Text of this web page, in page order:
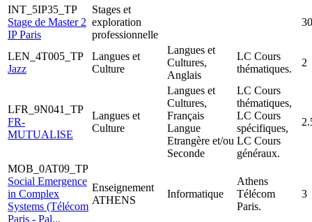
INT_5IP35_TP
Stage de Master 2
IP Paris
Stages et
exploration
professionnelle
30
LEN_4T005_TP
Jazz
Langues et
Culture
Langues et
Cultures,
Anglais
LC Cours
thématiques.
2
LFR_9N041_TP
FR-
MUTUALISE
Langues et
Culture
Langues et
Cultures,
Français
Langue
Etrangère et/ou
Seconde
LC Cours
thématiques,
LC Cours
spécifiques,
LC Cours
généraux.
MOB_0AT09_TP
Social Emergence
in Complex
Systems (Télécom
Paris - Pal...
Enseignement
ATHENS
Informatique
Athens
Télécom
Paris.
3